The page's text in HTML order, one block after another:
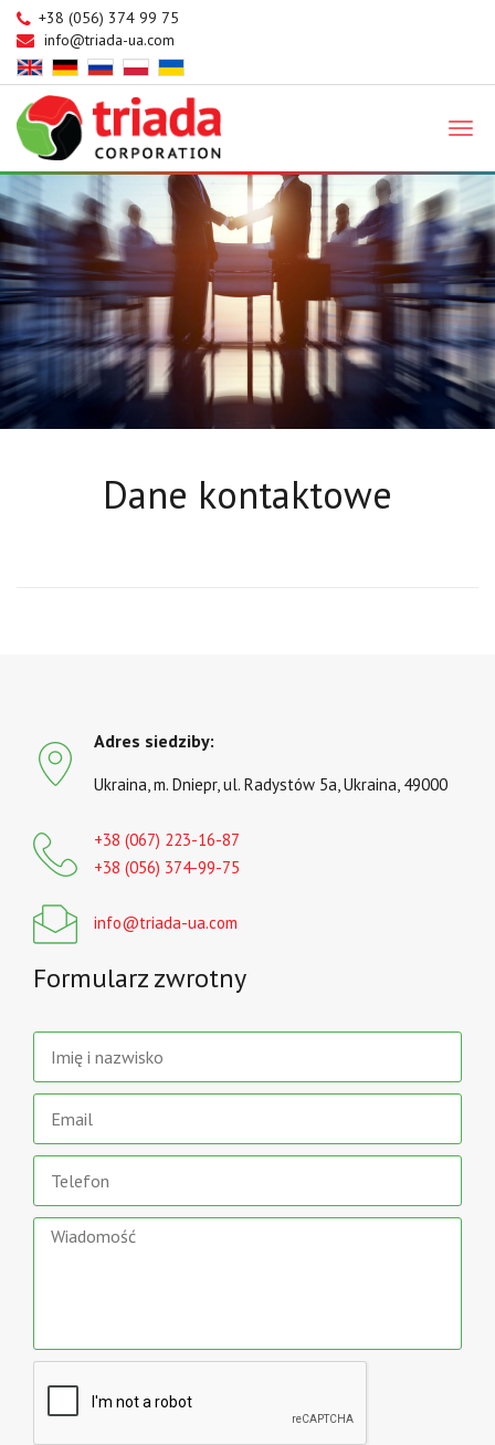
+38 (056) 374 99 75
info@triada-ua.com
Dane kontaktowe
Adres siedziby:
Ukraina, m. Dniepr, ul. Radystów 5a, Ukraina, 49000
+38 (067) 223-16-87
+38 (056) 374-99-75
info@triada-ua.com
Formularz zwrotny